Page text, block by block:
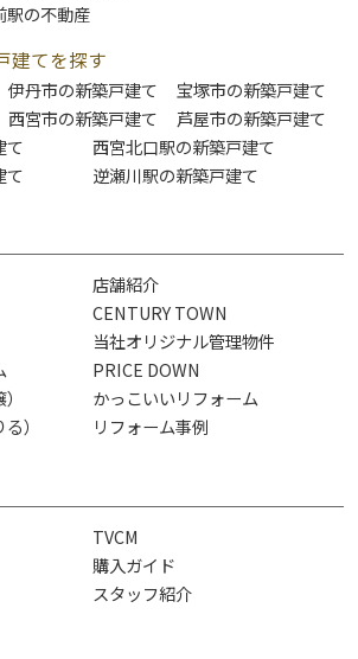
駅の不動産
建てを探す
伊丹市の新築戸建て
宝塚市の新築戸建て
西宮市の新築戸建て
芦屋市の新築戸建て
て
西宮北口駅の新築戸建て
て
逆瀬川駅の新築戸建て
店舗紹介
CENTURY TOWN
当社オリジナル管理物件
PRICE DOWN
かっこいいリフォーム
）
リフォーム事例
TVCM
購入ガイド
スタッフ紹介